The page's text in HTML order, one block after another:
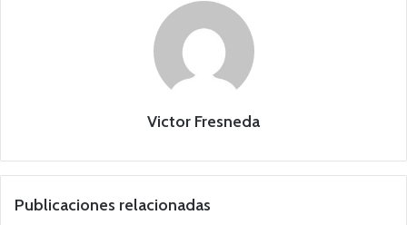
Victor Fresneda
Publicaciones relacionadas